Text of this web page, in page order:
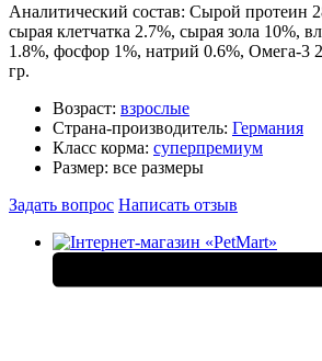
Аналитический состав: Сырой протеин
сырая клетчатка 2.7%, сырая зола 10%,
1.8%, фосфор 1%, натрий 0.6%, Омега-3
гр.
Возраст: взрослые
Страна-производитель: Германия
Класс корма: суперпремиум
Размер: все размеры
Задать вопрос Написать отзыв